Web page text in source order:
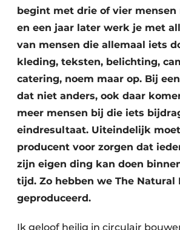
Transportbanden
Zeven & Brekers
Bedrijfsafval
Bouw & Sloopafval
Elektronisch Afval
Glasrecyclage
begint met drie of vier mensen
en een jaar later werk je met
van mensen die allemaal iets
kleding, teksten, belichting,
catering, noem maar op. Bij
dat niet anders, ook daar
meer mensen bij die iets
eindresultaat. Uiteindelijk
producent voor zorgen dat
zijn eigen ding kan doen
tijd. Zo hebben we The Natural
geproduceerd.
Ik geloof heilig in circulair